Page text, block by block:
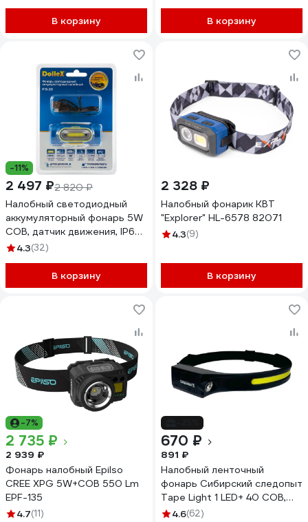
В корзину В корзину
-11%
2 497 ₽2 820 ₽
Налобный светодиодный
аккумуляторный фонарь 5W
COB, датчик движения, IP67,
DolleX FIS-20
4.3(32)
В корзину
2 328 ₽
Налобный фонарик КВТ
"Explorer" HL-6578 82071
4.3(9)
В корзину
-7%
2 735 ₽
2 939 ₽
Фонарь налобный Epilso
CREE XPG 5W+COB 550 Lm
EPF-135
4.7(11)
670 ₽
891 ₽
Налобный ленточный
фонарь Сибирский следопыт
Tape Light 1 LED+ 40 СОВ,
аккум. 220В, USB PF-PFL-
4.6(62)